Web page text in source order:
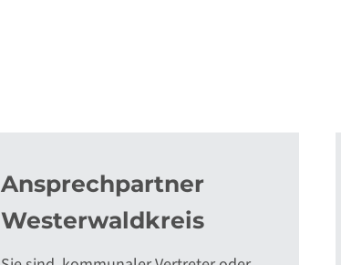
Ansprechpartner
Westerwaldkreis